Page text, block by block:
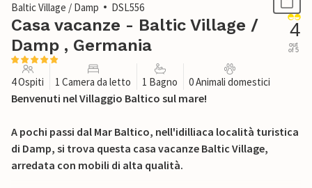
Baltic Village / Damp
DSL556
Casa vacanze - Baltic Village /
Damp , Germania
4
out
of 5
4 Ospiti 1 Camera da letto 1 Bagno 0 Animali domestici
Benvenuti nel Villaggio Baltico sul mare!
A pochi passi dal Mar Baltico, nell'idilliaca località turistica
di Damp, si trova questa casa vacanze Baltic Village,
arredata con mobili di alta qualità.